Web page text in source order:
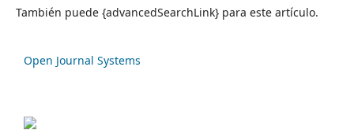
También puede {advancedSearchLink} para este artículo.
Open Journal Systems